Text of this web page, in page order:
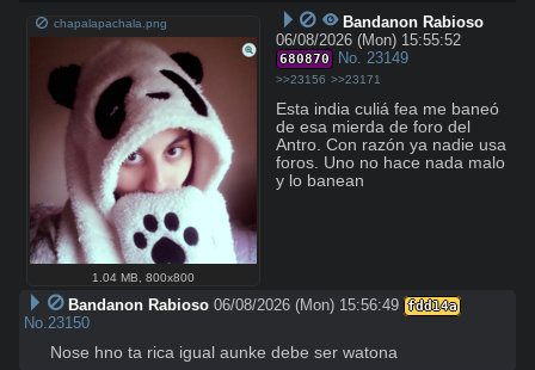
chapalapachala.png
1.04 MB ,800x800
Bandanon Rabioso
06/08/2026 (Mon) 15:55:52
680870 No. 23149
>>23156 >>23171
Esta india culiá fea me baneó
de esa mierda de foro del
Antro. Con razón ya nadie usa
foros. Uno no hace nada malo
y lo banean
Bandanon Rabioso 06/08/2026 (Mon) 15:56:49 fdd14a
No.23150
Nose hno ta rica igual aunke debe ser watona